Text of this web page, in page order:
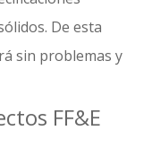
De esta
sin problemas y
FF&E